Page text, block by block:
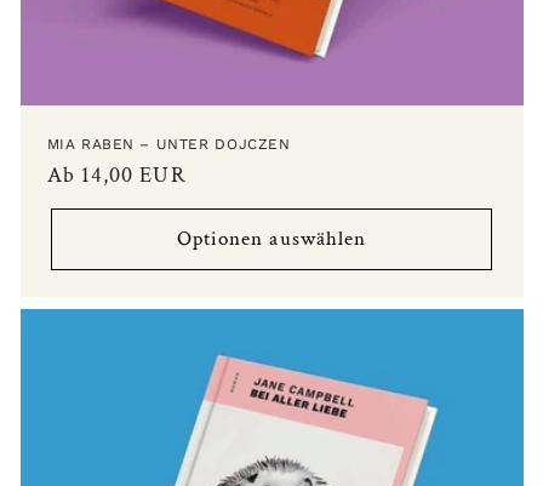
MIA RABEN – UNTER DOJCZEN
Normaler
Preis
Ab 14,00 EUR
Optionen auswählen